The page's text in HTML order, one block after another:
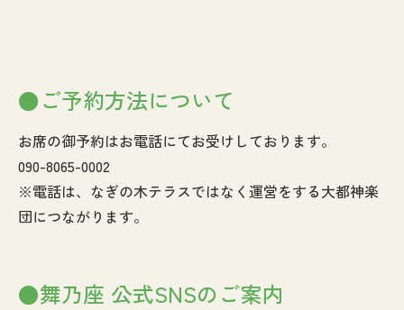
●ご予約方法について
お席の御予約はお電話にてお受けしております。
090-8065-0002
※電話は、なぎの木テラスではなく運営をする大都神楽
団につながります。
●舞乃座 公式SNSのご案内